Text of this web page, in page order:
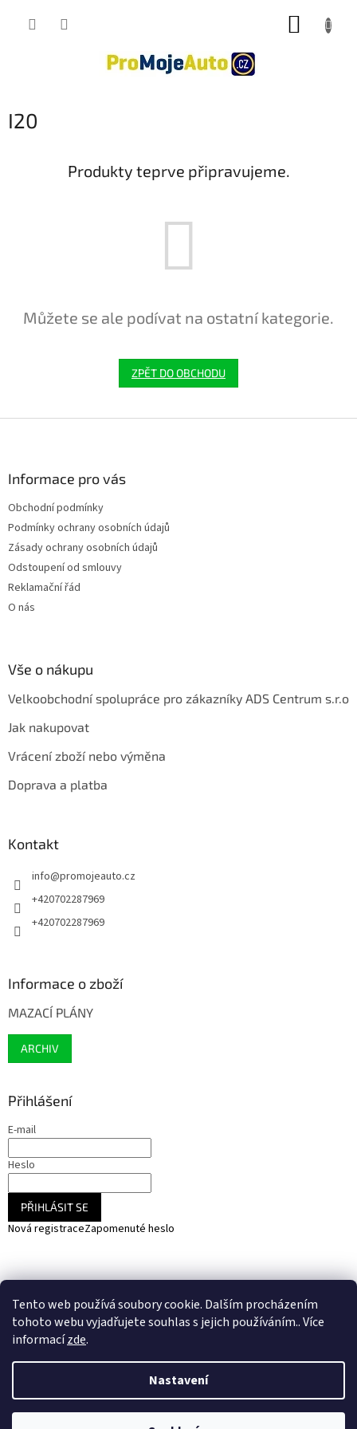
Tento web používá soubory cookie. Dalším procházením
tohoto webu vyjadřujete souhlas s jejich používáním.. Více
informacízde.
Nastavení
I20
Produkty teprve připravujeme.
Můžete se ale podívat na ostatní kategorie.
ZPĚT DO OBCHODU
Informace pro vás
Obchodní podmínky
Podmínky ochrany osobních údajů
Zásady ochrany osobních údajů
Odstoupení od smlouvy
Reklamační řád
O nás
Vše o nákupu
Velkoobchodní spolupráce pro zákazníky ADS Centrum s.r.o
Jak nakupovat
Vrácení zboží nebo výměna
Doprava a platba
Kontakt
info@promojeauto.cz
+420702287969
+420702287969
Informace o zboží
MAZACÍ PLÁNY
ARCHIV
Přihlášení
E-mail
Heslo
PŘIHLÁSIT SE
Nová registraceZapomenuté heslo
SOLARCZ.cz - Vše pro solární energie a fotovoltaiku
Vytvořil Shoptet